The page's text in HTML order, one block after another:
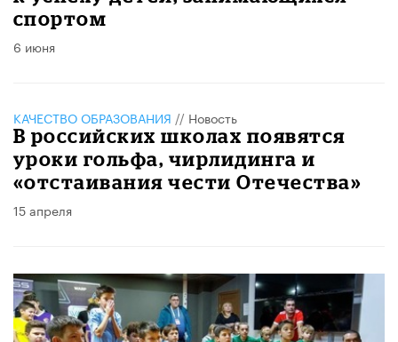
спортом
6 июня
КАЧЕСТВО ОБРАЗОВАНИЯ // Новость
В российских школах появятся
уроки гольфа, чирлидинга и
«отстаивания чести Отечества»
15 апреля